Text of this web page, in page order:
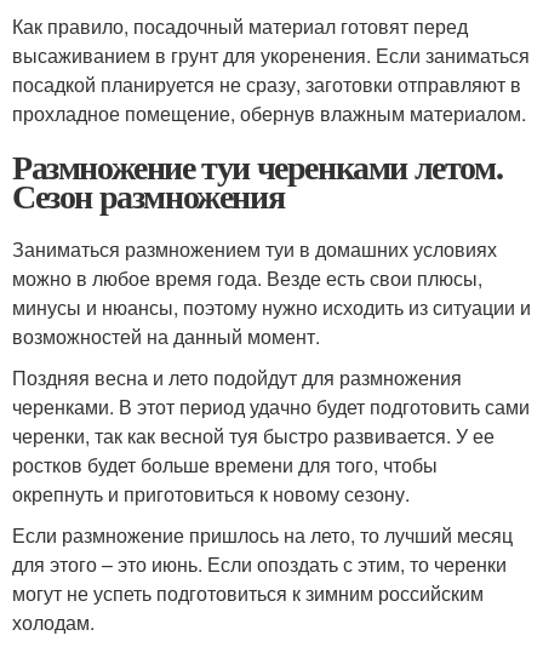
Как правило, посадочный материал готовят перед
высаживанием в грунт для укоренения. Если заниматься
посадкой планируется не сразу, заготовки отправляют в
прохладное помещение, обернув влажным материалом.
Размножение туи черенками летом.
Сезон размножения
Заниматься размножением туи в домашних условиях
можно в любое время года. Везде есть свои плюсы,
минусы и нюансы, поэтому нужно исходить из ситуации и
возможностей на данный момент.
Поздняя весна и лето подойдут для размножения
черенками. В этот период удачно будет подготовить сами
черенки, так как весной туя быстро развивается. У ее
ростков будет больше времени для того, чтобы
окрепнуть и приготовиться к новому сезону.
Если размножение пришлось на лето, то лучший месяц
для этого – это июнь. Если опоздать с этим, то черенки
могут не успеть подготовиться к зимним российским
холодам.